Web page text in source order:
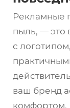
Рекламные
пыль, — это
с
ваш бренд
комфортом.